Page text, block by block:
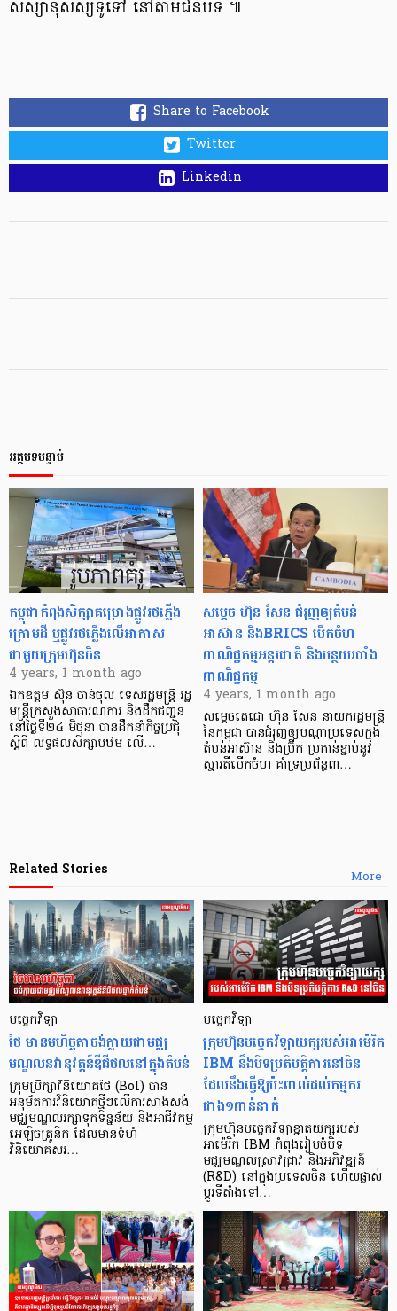
សិស្សានុសិស្សទូទៅ នៅតាមជនបទ ៕
Share to Facebook
Twitter
Linkedin
អត្ថបទបន្ទាប់
កម្ពុជាកំពុងសិក្សាគម្រោងផ្លូវរថភ្លើង
ក្រោមដី ឬផ្លូវរថភ្លើងលើអាកាស
ជាមួយក្រុមហ៊ុនចិន
4 years, 1 month ago
ឯកឧត្តម ស៊ុន ចាន់ថុល ទេសរដ្ឋមន្ត្រី រដ្ឋ
មន្ត្រីក្រសួងសាធារណការ និងដឹកជញ្ជូន
នៅថ្ងៃទី២៤ មិថុនា បានដឹកនាំកិច្ចប្រជុំ
ស្តីពី លទ្ធផលសិក្សាបឋម លើ…
សម្ដេច ហ៊ុន សែន ជំរុញឲ្យតំបន់
អាស៊ាន និងBRICS បើកចំហ
ពាណិជ្ជកម្មអន្តរជាតិ និងបន្ថយរបាំង
ពាណិជ្ជកម្ម
4 years, 1 month ago
សម្ដេចតេជោ ហ៊ុន សែន នាយករដ្ឋមន្រ្តី
នៃកម្ពុជា បានជំរុញឲ្យបណ្ដាប្រទេសក្នុង
តំបន់អាស៊ាន និងប្រ៊ីក ប្រកាន់ខ្ជាប់នូវ
ស្មារតីបើកចំហ គាំទ្រប្រព័ន្ធពា…
More
Related Stories
បច្ចេកវិទ្យា
ថៃ មានមហិច្ឆតាចង់ក្លាយជាមជ្ឈ
មណ្ឌលនវានុវត្តន៍ឌីជីថលនៅក្នុងតំបន់
ក្រុមប្រឹក្សាវិនិយោគថៃ (BoI) បាន
អនុម័តការវិនិយោគថ្មីៗលើការសាងសង់
មជ្ឈមណ្ឌលរក្សាទុកទិន្នន័យ និងអាជីវកម្ម
អេឡិចត្រូនិក ដែលមានទំហំ
វិនិយោគសរ…
បច្ចេកវិទ្យា
ក្រុមហ៊ុនបច្ចេកវិទ្យាយក្សរបស់អាម៉េរិក
IBM នឹងបិទប្រតិបត្តិការនៅចិន
ដែលនឹងធ្វើឱ្យប៉ះពាល់ដល់កម្មករ
ជាង១ពាន់នាក់
ក្រុមហ៊ុនបច្ចេកវិទ្យាខ្នាតយក្សរបស់
អាម៉េរិក IBM កំពុងរៀបចំបិទ
មជ្ឈមណ្ឌលស្រាវជ្រាវ និងអភិវឌ្ឍន៍
(R&D) នៅក្នុងប្រទេសចិន ហើយផ្លាស់
ប្តូរទីតាំងទៅ…